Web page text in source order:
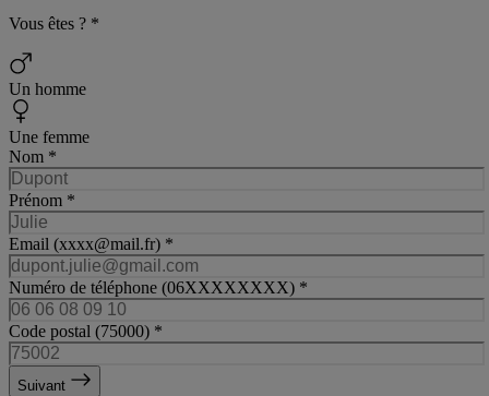
Vous êtes ? *
Un homme
Une femme
Nom *
Prénom *
Email (xxxx@mail.fr) *
Numéro de téléphone (06XXXXXXXX) *
Code postal (75000) *
Suivant